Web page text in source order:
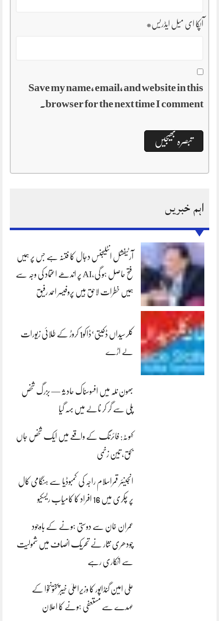
آپکا ای میل ایڈریس*
Save my name, email, and website in this
browser for the next time I comment.
اہم خبریں
آرٹیفشل انٹلیجنس دجال کا فتنہ ہے جس پر ہمیں
فتح حاصل ہو گی،AI پر اندھے اعتماد کی وجہ سے
ہمیں خطرات لاحق ہیں پروفیسر احمد رفیق
کلرسیداں ڈکیتی‘ڈاکو1 کروڑ کے طلائی زیورات
لے اڑے
بھون نلہ میں افسوسناک حادثہ — بزرگ شخص
پلی سے گر کر نالے میں بہہ گیا
کہوٹہ: فائرنگ کے واقعے میں ایک شخص جاں
بحق، تین زخمی
انجینئر قمراسلام راجہ کی کمبوڈیا سے ہنگامی کال
پر چکری میں 16 افراد کا کامیاب ریسکیو
عمران خان سے دوستی ہونے کے باوجود
چودھری نثار نے تحریک انصاف میں شمولیت
سے انکاری رہے
علی امین گنڈاپور کا وزیراعلیٰ خیبرپختونخوا کے
عہدے سے مستعفی ہونے کا اعلان